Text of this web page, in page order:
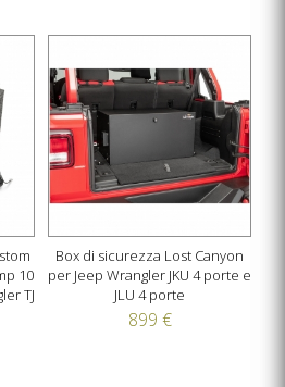
10
TJ
Box di sicurezza Lost Canyon
per Jeep Wrangler JKU 4 porte e
JLU 4 porte
899 €